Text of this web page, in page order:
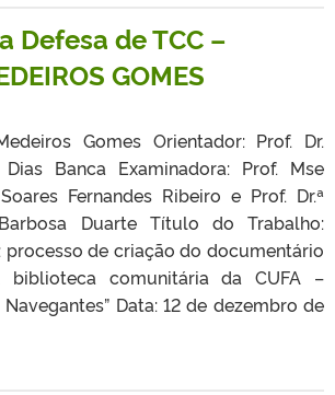
Defesa de TCC –
GOMES
Gomes Orientador: Prof. Dr.
Banca Examinadora: Prof. Mse
Fernandes Ribeiro e Prof. Dr.ª
Duarte Título do Trabalho:
processo de criação do documentário
biblioteca comunitária da CUFA –
Data: 12 de dezembro de